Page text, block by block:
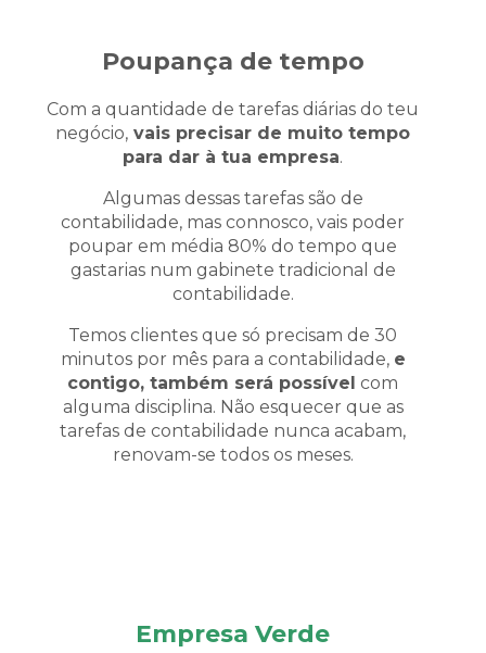
Poupança de tempo
Com a quantidade de tarefas diárias do teu
negócio, vais precisar de muito tempo
para dar à tua empresa.
Algumas dessas tarefas são de
contabilidade, mas connosco, vais poder
poupar em média 80% do tempo que
gastarias num gabinete tradicional de
contabilidade.
Temos clientes que só precisam de 30
minutos por mês para a contabilidade, e
contigo, também será possível com
alguma disciplina. Não esquecer que as
tarefas de contabilidade nunca acabam,
renovam-se todos os meses.
Empresa Verde